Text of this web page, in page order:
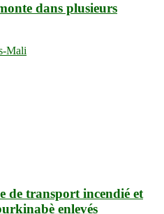
dans plusieurs
Mali
de transport incendié et
enlevés